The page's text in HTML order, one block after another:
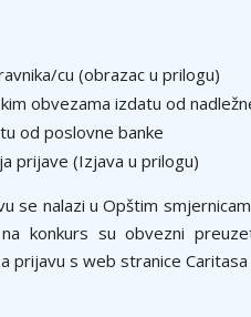
cu (obrazac u prilogu)
obvezama izdatu od
od poslovne banke
prijave (Izjava u prilogu)
se nalazi u Opštim
konkurs su obvezni
prijavu s web stranice Caritasa